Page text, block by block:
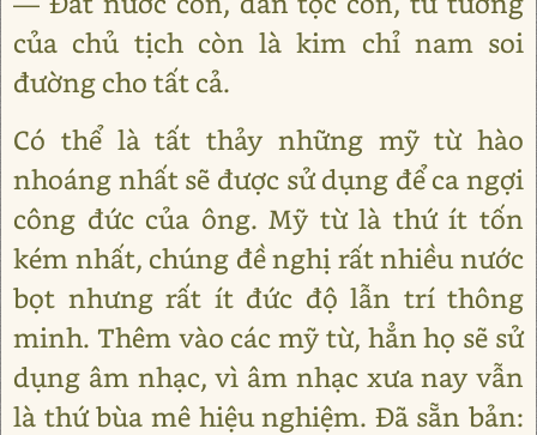
của chủ tịch còn là kim chỉ nam soi
đường cho tất cả.
Có thể là tất thảy những mỹ từ hào
nhoáng nhất sẽ được sử dụng để ca ngợi
công đức của ông. Mỹ từ là thứ ít tốn
kém nhất, chúng đề nghị rất nhiều nước
bọt nhưng rất ít đức độ lẫn trí thông
minh. Thêm vào các mỹ từ, hẳn họ sẽ sử
dụng âm nhạc, vì âm nhạc xưa nay vẫn
là thứ bùa mê hiệu nghiệm. Đã sẵn bản: